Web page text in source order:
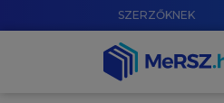
SZERZŐKNEK